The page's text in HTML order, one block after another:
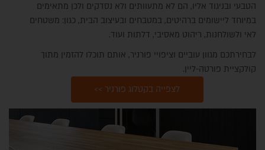
הטבעי ובניגוד אליו, הם לא מתעוותים ולא נסדקים ולכן מתאימים
במיוחד ליישומים ברהיטים, במטבחים ובעיצוב הבית, כגון: משטחים
לאי ולשולחנות, ריהוט מאסיבי, דלתות ועוד.
לבחירתכם מגוון עוביים וציפויי פורניר, אותם תוכלו להזמין מתוך
קולקציית פורטה-ליין.
לצפייה בקטלוג פורניר >>